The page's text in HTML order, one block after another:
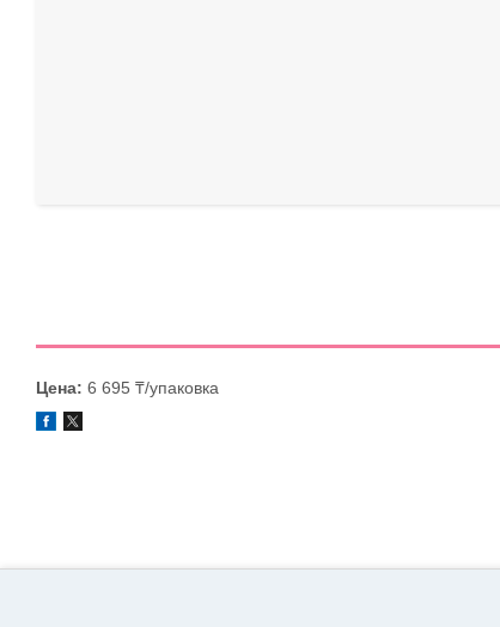
Цена: 6 695 ₸/упаковка